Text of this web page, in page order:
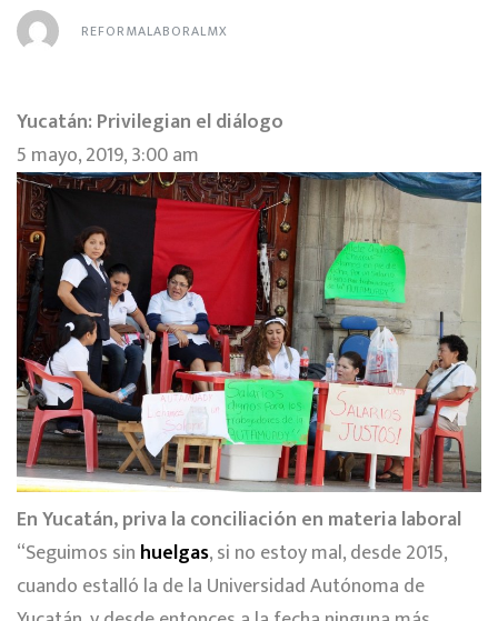
REFORMALABORALMX
Yucatán: Privilegian el diálogo
5 mayo, 2019, 3:00 am
En Yucatán, priva la conciliación en materia laboral
“Seguimos sin huelgas, si no estoy mal, desde 2015,
cuando estalló la de la Universidad Autónoma de